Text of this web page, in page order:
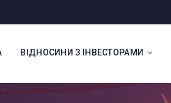
ВІДНОСИНИ З ІНВЕСТОРАМИ